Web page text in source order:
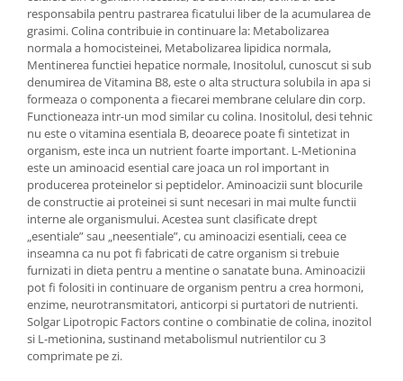
responsabila pentru pastrarea ficatului liber de la acumularea de
grasimi. Colina contribuie in continuare la: Metabolizarea
normala a homocisteinei, Metabolizarea lipidica normala,
Mentinerea functiei hepatice normale, Inositolul, cunoscut si sub
denumirea de Vitamina B8, este o alta structura solubila in apa si
formeaza o componenta a fiecarei membrane celulare din corp.
Functioneaza intr-un mod similar cu colina. Inositolul, desi tehnic
nu este o vitamina esentiala B, deoarece poate fi sintetizat in
organism, este inca un nutrient foarte important. L-Metionina
este un aminoacid esential care joaca un rol important in
producerea proteinelor si peptidelor. Aminoacizii sunt blocurile
de constructie ai proteinei si sunt necesari in mai multe functii
interne ale organismului. Acestea sunt clasificate drept
„esentiale” sau „neesentiale”, cu aminoacizi esentiali, ceea ce
inseamna ca nu pot fi fabricati de catre organism si trebuie
furnizati in dieta pentru a mentine o sanatate buna. Aminoacizii
pot fi folositi in continuare de organism pentru a crea hormoni,
enzime, neurotransmitatori, anticorpi si purtatori de nutrienti.
Solgar Lipotropic Factors contine o combinatie de colina, inozitol
si L-metionina, sustinand metabolismul nutrientilor cu 3
comprimate pe zi.